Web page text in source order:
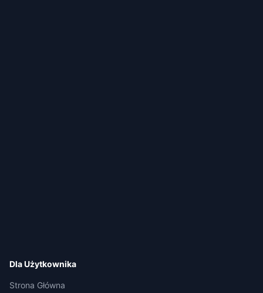
Dla Użytkownika
Strona Główna